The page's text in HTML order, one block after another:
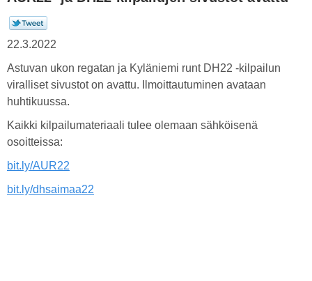
22.3.2022
Astuvan ukon regatan ja Kyläniemi runt DH22 -kilpailun
viralliset sivustot on avattu. Ilmoittautuminen avataan
huhtikuussa.
Kaikki kilpailumateriaali tulee olemaan sähköisenä
osoitteissa:
bit.ly/AUR22
bit.ly/dhsaimaa22